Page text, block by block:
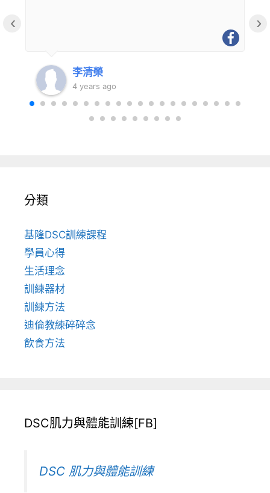
李清榮
4 years ago
‹ ›
分類
基隆DSC訓練課程
學員心得
生活理念
訓練器材
訓練方法
迪倫教練碎碎念
飲食方法
DSC肌力與體能訓練[FB]
DSC 肌力與體能訓練